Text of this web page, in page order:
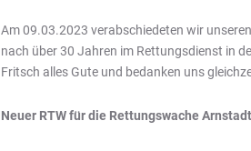
Am 09.03.2023 verabschiedeten wir
nach über 30 Jahren im Rettungsdienst in
Fritsch alles Gute und bedanken uns
Neuer RTW für die Rettungswache